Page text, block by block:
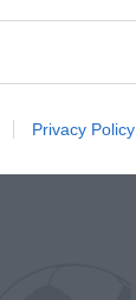
Privacy Policy